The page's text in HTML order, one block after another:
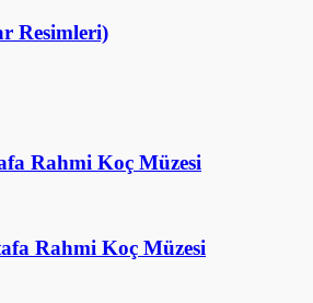
Resimleri)
Rahmi Koç Müzesi
Rahmi Koç Müzesi